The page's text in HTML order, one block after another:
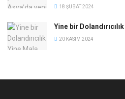
18 ŞUBAT 2024
Yine bir
20 KASIM 2024